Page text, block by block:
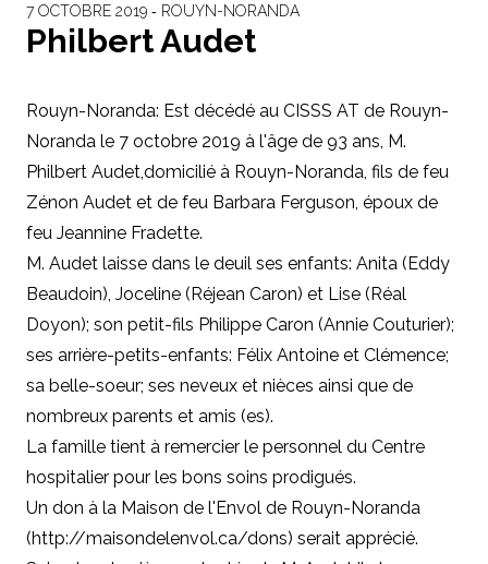
7 OCTOBRE 2019 ‐ ROUYN-NORANDA
Philbert Audet
Rouyn-Noranda: Est décédé au CISSS AT de Rouyn-
Noranda le 7 octobre 2019 à l'âge de 93 ans, M.
Philbert Audet,domicilié à Rouyn-Noranda, fils de feu
Zénon Audet et de feu Barbara Ferguson, époux de
feu Jeannine Fradette.
M. Audet laisse dans le deuil ses enfants: Anita (Eddy
Beaudoin), Joceline (Réjean Caron) et Lise (Réal
Doyon); son petit-fils Philippe Caron (Annie Couturier);
ses arrière-petits-enfants: Félix Antoine et Clémence;
sa belle-soeur; ses neveux et nièces ainsi que de
nombreux parents et amis (es).
La famille tient à remercier le personnel du Centre
hospitalier pour les bons soins prodigués.
Un don à la Maison de l'Envol de Rouyn-Noranda
(http://maisondelenvol.ca/dons) serait apprécié.